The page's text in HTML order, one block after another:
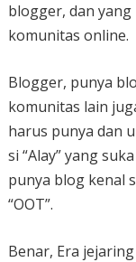
blogger, dan
komunitas online.
Blogger, punya
komunitas lain
harus punya dan
si “Alay” yang
punya blog kenal
“OOT”.
Benar, Era